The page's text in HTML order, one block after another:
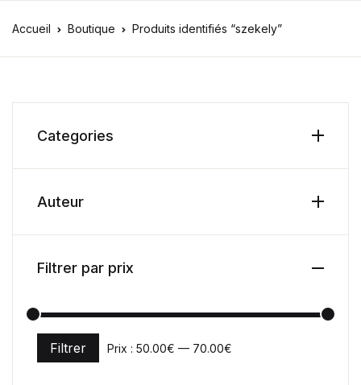
Accueil Boutique Produits identifiés “szekely”
Categories
Auteur
Filtrer par prix
Prix min
Prix max
Filtrer Prix : 50.00€ — 70.00€